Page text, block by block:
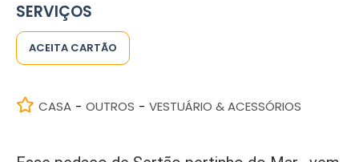
SERVIÇOS
ACEITA CARTÃO
CASA - OUTROS - VESTUÁRIO & ACESSÓRIOS